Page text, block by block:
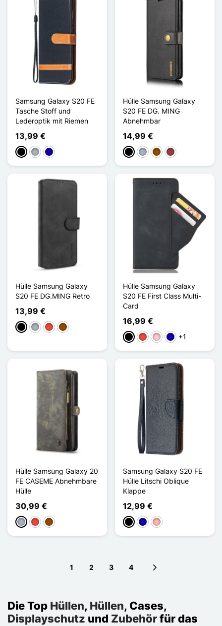
Samsung Galaxy S20 FE
Tasche Stoff und
Lederoptik mit Riemen
13,99 €
Schwarz
GrauDunkelblau
Hülle Samsung Galaxy
S20 FE DG. MING
Abnehmbar
14,99 €
Schwarz
GrauBraunDunkelrot
Hülle Samsung Galaxy
S20 FE DG.MING Retro
13,99 €
Schwarz
GrauRot Braun
Hülle Samsung Galaxy
S20 FE First Class Multi-
Card
16,99 €
Schwarz
Rot PinkDunkelblau
+1
Hülle Samsung Galaxy 20
FE CASEME Abnehmbare
Hülle
30,99 €
GrauRot Braun
Samsung Galaxy S20 FE
Hülle Litschi Oblique
Klappe
12,99 €
SchwarzDunkelblau
Roségold
1 2 3 4
Die Top Hüllen, Hüllen, Cases,
Displayschutz und Zubehörfür das